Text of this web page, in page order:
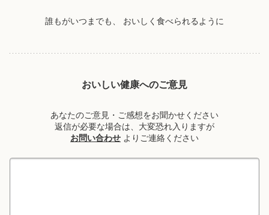
誰もがいつまでも、 おいしく食べられるように
おいしい健康へのご意見
あなたのご意見・ご感想をお聞かせください
返信が必要な場合は、大変恐れ入りますが
お問い合わせ よりご連絡ください